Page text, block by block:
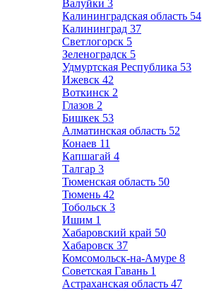
Валуйки 3
Калининградская область 54
Калининград 37
Светлогорск 5
Зеленоградск 5
Удмуртская Республика 53
Ижевск 42
Воткинск 2
Глазов 2
Бишкек 53
Алматинская область 52
Конаев 11
Капшагай 4
Талгар 3
Тюменская область 50
Тюмень 42
Тобольск 3
Ишим 1
Хабаровский край 50
Хабаровск 37
Комсомольск-на-Амуре 8
Советская Гавань 1
Астраханская область 47